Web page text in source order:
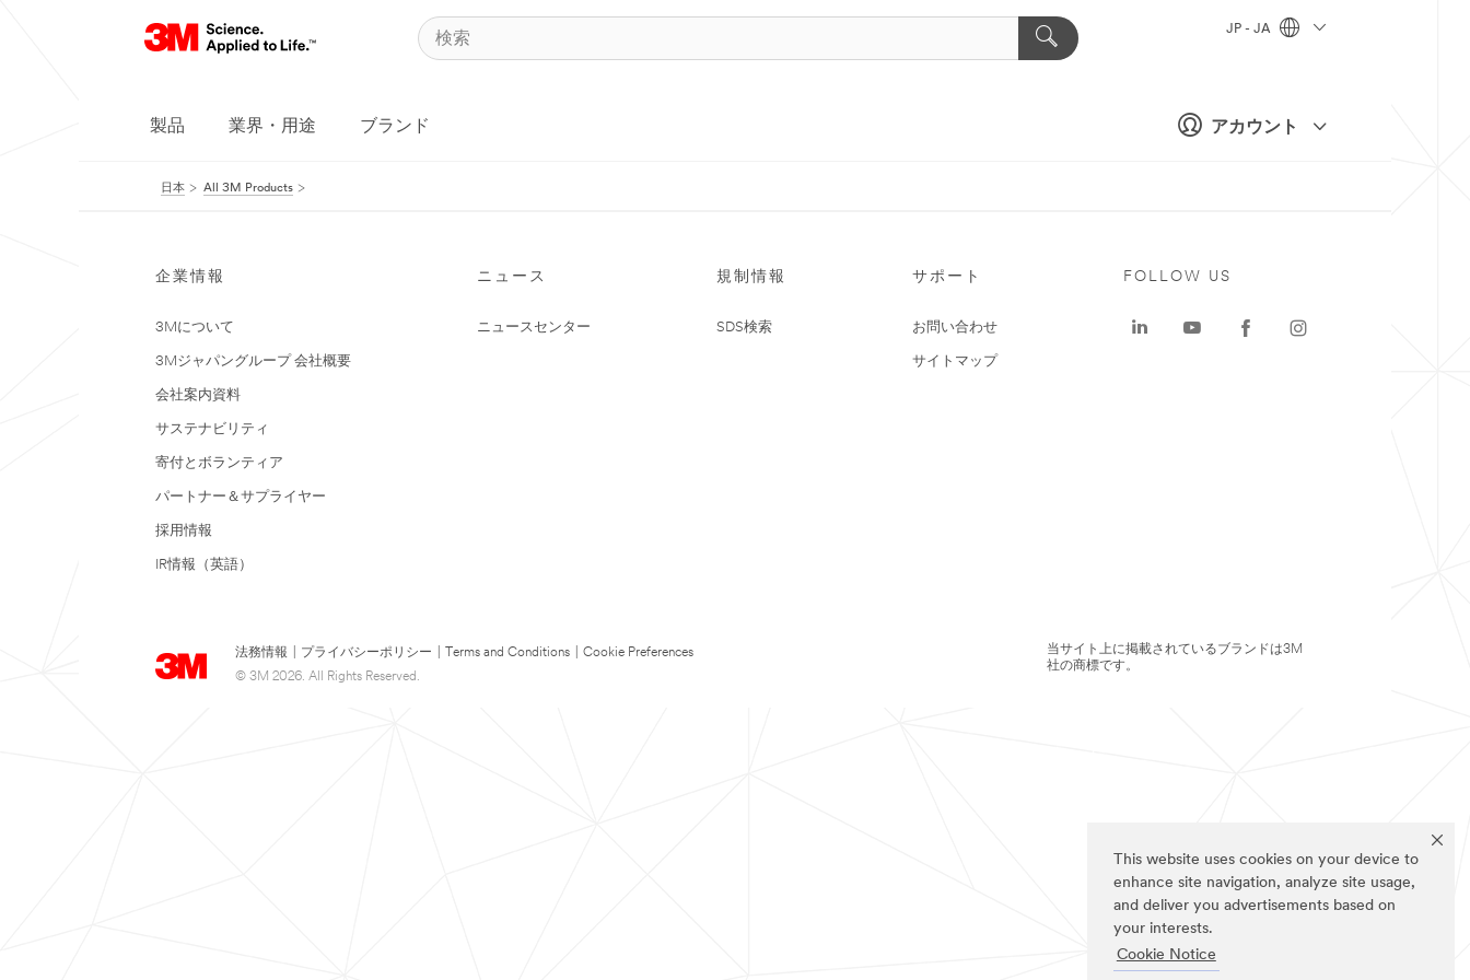
This website uses cookies on your device to
enhance site navigation, analyze site usage,
and deliver you advertisements based on
your interests.
Cookie Notice
アカウント
JP - JA
製品 業界・用途 ブランド
日本 All 3M Products
企業情報
3Mについて
3Mジャパングループ 会社概要
会社案内資料
サステナビリティ
寄付とボランティア
パートナー＆サプライヤー
採用情報
IR情報（英語）
ニュース
ニュースセンター
規制情報
SDS検索
サポート
お問い合わせ
サイトマップ
法務情報 プライバシーポリシー Terms and Conditions
Cookie Preferences
© 3M 2026. All Rights Reserved.
FOLLOW US
当サイト上に掲載されているブランドは3M
社の商標です。